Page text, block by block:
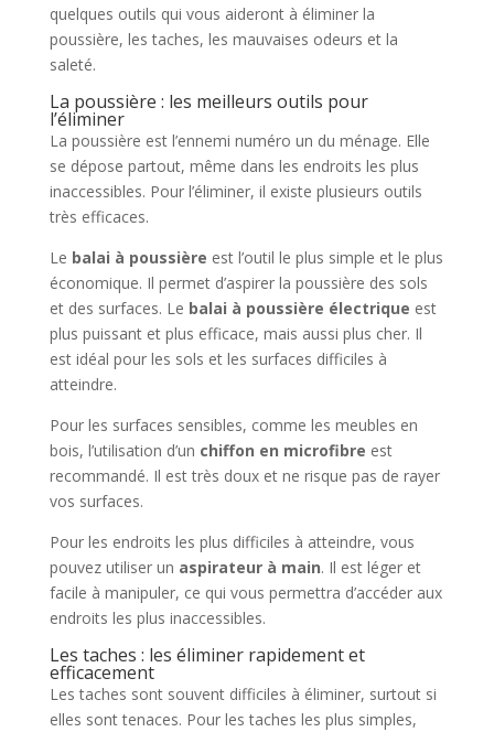
quelques outils qui vous aideront à éliminer la
poussière, les taches, les mauvaises odeurs et la
saleté.
La poussière : les meilleurs outils pour
l’éliminer
La poussière est l’ennemi numéro un du ménage. Elle
se dépose partout, même dans les endroits les plus
inaccessibles. Pour l’éliminer, il existe plusieurs outils
très efficaces.
Le balai à poussière est l’outil le plus simple et le plus
économique. Il permet d’aspirer la poussière des sols
et des surfaces. Le balai à poussière électrique est
plus puissant et plus efficace, mais aussi plus cher. Il
est idéal pour les sols et les surfaces difficiles à
atteindre.
Pour les surfaces sensibles, comme les meubles en
bois, l’utilisation d’un chiffon en microfibre est
recommandé. Il est très doux et ne risque pas de rayer
vos surfaces.
Pour les endroits les plus difficiles à atteindre, vous
pouvez utiliser un aspirateur à main. Il est léger et
facile à manipuler, ce qui vous permettra d’accéder aux
endroits les plus inaccessibles.
Les taches : les éliminer rapidement et
efficacement
Les taches sont souvent difficiles à éliminer, surtout si
elles sont tenaces. Pour les taches les plus simples,